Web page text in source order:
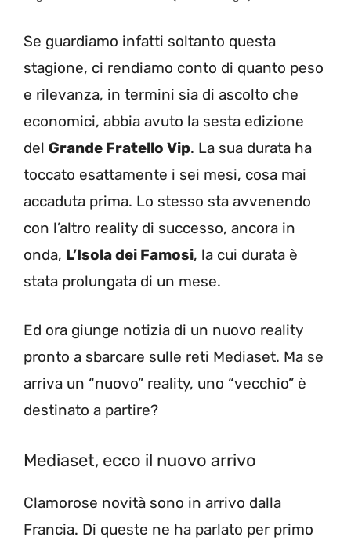
Se guardiamo infatti soltanto questa
stagione, ci rendiamo conto di quanto peso
e rilevanza, in termini sia di ascolto che
economici, abbia avuto la sesta edizione
del Grande Fratello Vip. La sua durata ha
toccato esattamente i sei mesi, cosa mai
accaduta prima. Lo stesso sta avvenendo
con l’altro reality di successo, ancora in
onda, L’Isola dei Famosi, la cui durata è
stata prolungata di un mese.
Ed ora giunge notizia di un nuovo reality
pronto a sbarcare sulle reti Mediaset. Ma se
arriva un “nuovo” reality, uno “vecchio” è
destinato a partire?
Mediaset, ecco il nuovo arrivo
Clamorose novità sono in arrivo dalla
Francia. Di queste ne ha parlato per primo